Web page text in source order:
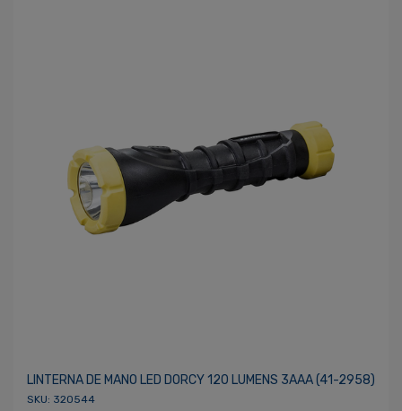
LINTERNA DE MANO LED DORCY 120 LUMENS 3AAA (41-2958)
SKU: 320544